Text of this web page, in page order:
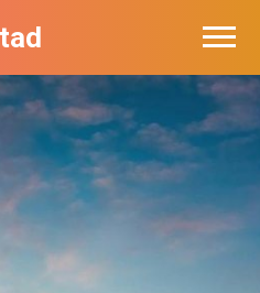
Lelystad